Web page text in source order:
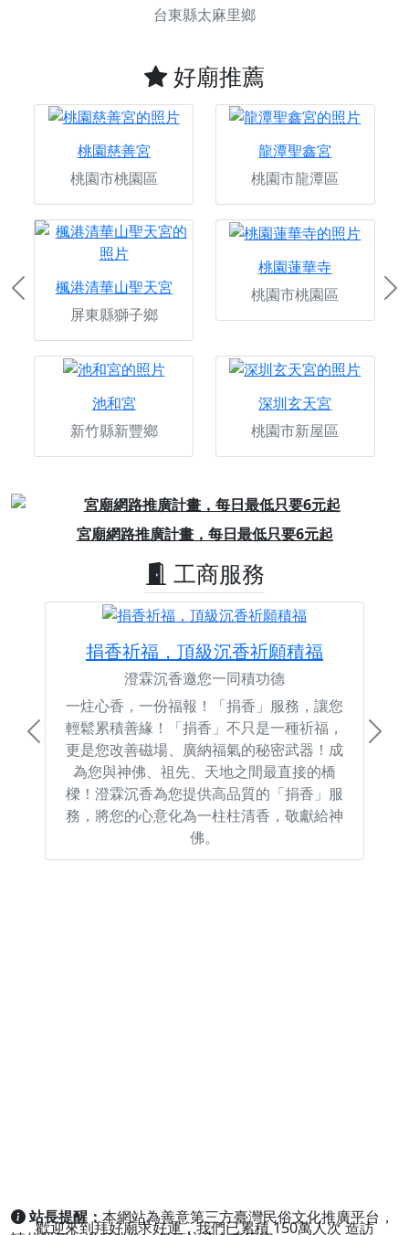
台東縣太麻里鄉
好廟推薦
桃園慈善宮
桃園市桃園區
龍潭聖鑫宮
桃園市龍潭區
楓港清華山聖天宮
屏東縣獅子鄉
桃園蓮華寺
桃園市桃園區
池和宮
新竹縣新豐鄉
深圳玄天宮
桃園市新屋區
Previous
宮廟網路推廣計畫，每日最低只要6元起
Previous
工商服務
捐香祈福，頂級沉香祈願積福
澄霖沉香邀您一同積功德
一炷心香，一份福報！「捐香」服務，讓您
輕鬆累積善緣！「捐香」不只是一種祈福，
更是您改善磁場、廣納福氣的秘密武器！成
為您與神佛、祖先、天地之間最直接的橋
樑！澄霖沉香為您提供高品質的「捐香」服
務，將您的心意化為一柱柱清香，敬獻給神
佛。
Previous Next
站長提醒：本網站為善意第三方臺灣民俗文化推廣平台，
歡迎來到拜好廟求好運，我們已累積150萬人次造訪